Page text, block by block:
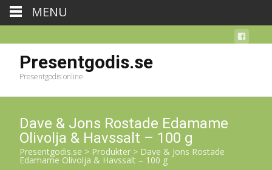
Presentgodis.se
Presentgodis online
Dave & Jons Rostade Edamame
Olivolja & Havssalt – 100 g
Presentgodis.se > Produkter > Dave & Jons Rostade
Edamame Olivolja & Havssalt – 100 g
MENU